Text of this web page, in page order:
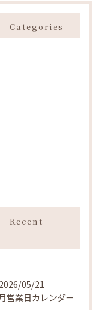
Categories
Recent
2026/05/21
営業日カレンダー